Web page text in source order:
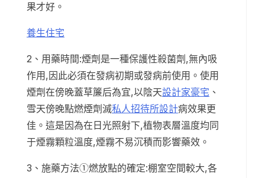
果才好。
養生住宅
2、用藥時間:煙劑是一種保護性殺菌劑,無內吸
作用,因此必須在發病初期或發病前使用。使用
煙劑在傍晚蓋草簾后為宜,以陰天設計家豪宅 、
雪天傍晚點燃煙劑滅私人招待所設計病效果更
佳。這是因為在日光照射下,植物表層溫度均同
于煙霧顆粒溫度,煙霧不易沉積而影響藥效。
3、施藥方法①燃放點的確定:棚室空間較大,各